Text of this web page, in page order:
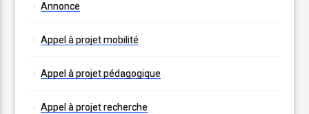
Annonce
Appel à projet mobilité
Appel à projet pédagogique
Appel à projet recherche